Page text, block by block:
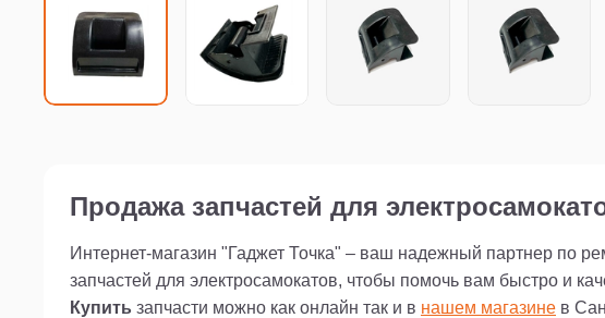
Продажа запчастей для
Интернет-магазин "Гаджет Точка" – ваш надежный партнер по
запчастей для электросамокатов, чтобы помочь вам быстро и
Купить запчасти можно как онлайн так и в нашем магазине в